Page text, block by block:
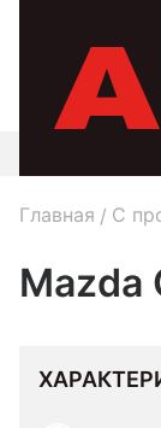
Главная C
Mazda